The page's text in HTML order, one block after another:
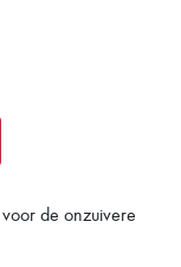
de onzuivere